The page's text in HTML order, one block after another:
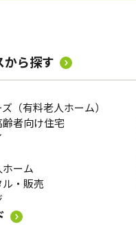
から探す
（有料老人ホーム）
者向け住宅
ーム
・販売